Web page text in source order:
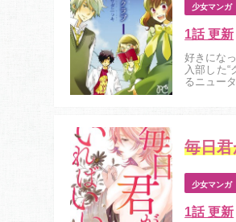
少女マンガ
1話 更新
好きにな
入部した
るニュー
毎日
少女マンガ
1話 更新